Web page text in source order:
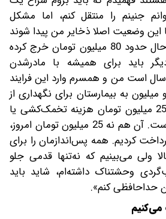
جنینم را منتقل کنم، اما مشکل
این وضعیت اصلا ذخایر من پیدا شوند
یا نه». «میم» که تا به حال حدود 80 میلیون تومان خرج کرده
باید برای همیشه با مادرشدن
است من و همسرم وارد این فرایند
به بیمارستان برای نگهداری از
این ذخایر پول داده‌ام. 25 میلیون تومان هزینه تخمک‌کشی یا
همان پانچرکردن شده است. آن هم نه 25 میلیون تومان امروز،
را پرداخت کردیم. همه پس‌اندازمان را برای
ولی می‌بینیم که نه‌تنها قدمی جلو
وحشتناک داشته‌ام، شاید باید
حداحافظی کنم».